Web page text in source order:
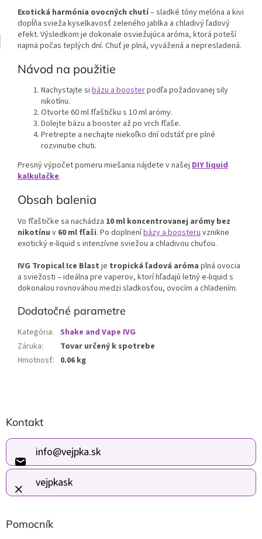
Exotická harmónia ovocných chutí– sladké tóny melóna a kivi
dopĺňa svieža kyselkavosť zeleného jablka a chladivý ľadový
efekt. Výsledkom je dokonale osviežujúca aróma, ktorá poteší
najmä počas teplých dní. Chuť je plná, vyvážená a nepresladená.
Návod na použitie
Nachystajte si bázu a boosterpodľa požadovanej sily
nikotínu.
Otvorte 60 ml fľaštičku s 10 ml arómy.
Dolejte bázu a booster až po vrch fľaše.
Pretrepte a nechajte niekoľko dní odstáť pre plné
rozvinutie chuti.
Presný výpočet pomeru miešania nájdete v našej DIY liquid
kalkulačke.
Obsah balenia
Vo fľaštičke sa nachádza 10 ml koncentrovanej arómy bez
nikotínu v 60 ml fľaši. Po doplneníbázy a boosteruvznikne
exotický e-liquid s intenzívne sviežou a chladivou chuťou.
IVG Tropical Ice Blast je tropická ľadová aróma plná ovocia
a sviežosti – ideálna pre vaperov, ktorí hľadajú letný e-liquid s
dokonalou rovnováhou medzi sladkosťou, ovocím a chladením.
Dodatočné parametre
Kategória: Shake and Vape IVG
Záruka:
Tovar určený k spotrebe
Hmotnosť: 0.06 kg
á
p
t
i
e
Kontakt
info@vejpka.sk
vejpkask
Pomocník